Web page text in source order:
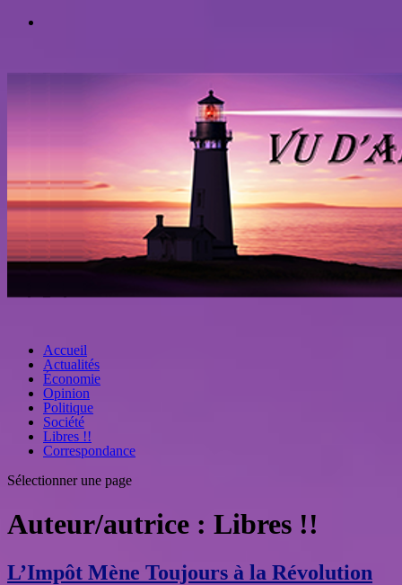
Accueil
Actualités
Économie
Opinion
Politique
Société
Libres !!
Correspondance
Sélectionner une page
Auteur/autrice : Libres !!
L’Impôt Mène Toujours à la Révolution